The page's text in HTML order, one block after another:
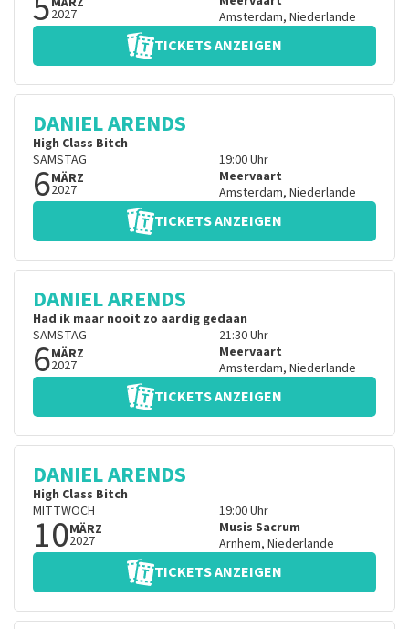
2027
Amsterdam, Niederlande
TICKETS ANZEIGEN
DANIEL ARENDS
High Class Bitch
SAMSTAG
6MÄRZ
2027
19:00Uhr
Meervaart
Amsterdam, Niederlande
TICKETS ANZEIGEN
DANIEL ARENDS
Had ik maar nooit zo aardig gedaan
SAMSTAG
6MÄRZ
2027
21:30Uhr
Meervaart
Amsterdam, Niederlande
TICKETS ANZEIGEN
DANIEL ARENDS
High Class Bitch
MITTWOCH
10MÄRZ
2027
19:00Uhr
Musis Sacrum
Arnhem, Niederlande
TICKETS ANZEIGEN